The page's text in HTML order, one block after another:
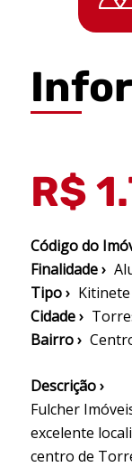
R$
Código do
Finalidade ›
Tipo › Kitinete
Cidade ›
Bairro ›
Descrição ›
Fulcher
excelente
centro de